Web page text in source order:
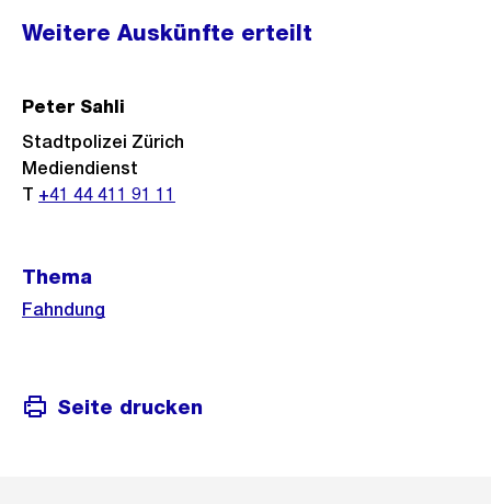
Weitere
Informationen
Weitere Auskünfte erteilt
Peter Sahli
Stadtpolizei Zürich
Mediendienst
T +41 44 411 91 11
Thema
Fahndung
Seite drucken